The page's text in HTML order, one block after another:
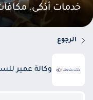
خدمات أذكى.
الرجوع
وكالة عمير